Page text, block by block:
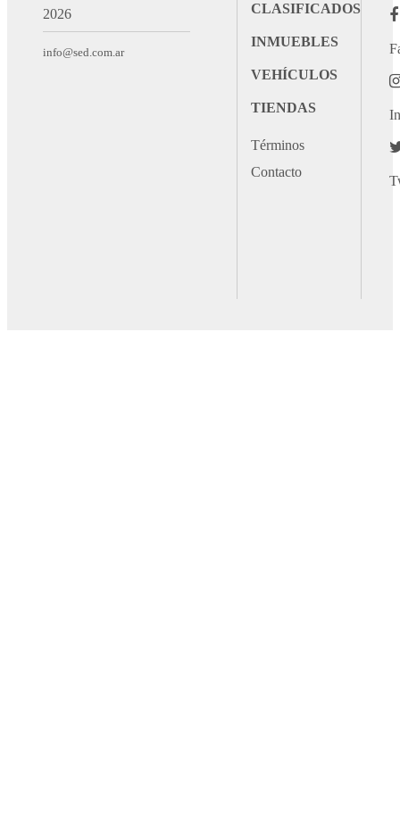
2026
info@sed.com.ar
CLASIFICADOS
INMUEBLES
VEHÍCULOS
TIENDAS
Términos
Contacto